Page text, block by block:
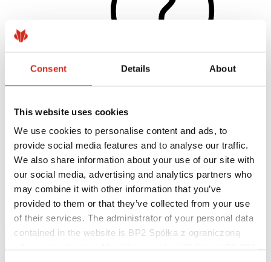
Consent Details About
This website uses cookies
We use cookies to personalise content and ads, to
provide social media features and to analyse our traffic.
We also share information about your use of our site with
our social media, advertising and analytics partners who
may combine it with other information that you’ve
provided to them or that they’ve collected from your use
of their services. The administrator of your personal data
contained in the website is BP2 Spółka z ograniczoną
Užitočné odkazy
Nátery, farby a záruky
Registrácia záruky
Realizácie a inšpirácie
Súbory na stiahnutie
Nájsť zhotoviteľa
Knižnica BIM
Najčastejšie otázky (FAQ)
Na stiahnutie
Kontakty